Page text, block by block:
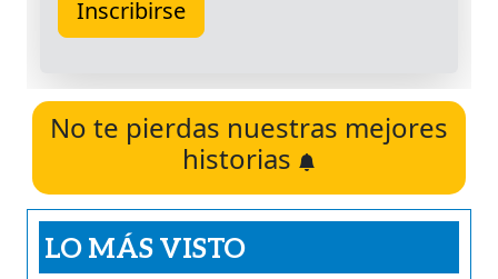
No te pierdas nuestras mejores
historias
LO MÁS VISTO